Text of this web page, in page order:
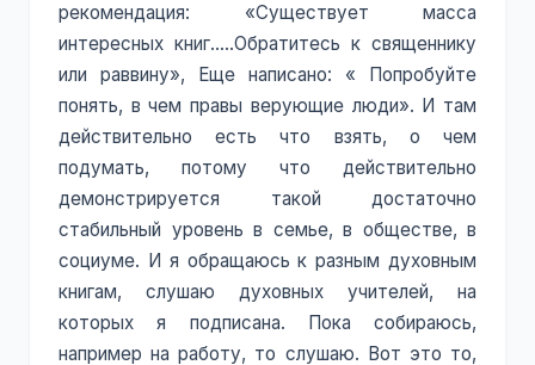
рекомендация: «Существует масса
интересных книг…..Обратитесь к священнику
или раввину», Еще написано: « Попробуйте
понять, в чем правы верующие люди». И там
действительно есть что взять, о чем
подумать, потому что действительно
демонстрируется такой достаточно
стабильный уровень в семье, в обществе, в
социуме. И я обращаюсь к разным духовным
книгам, слушаю духовных учителей, на
которых я подписана. Пока собираюсь,
например на работу, то слушаю. Вот это то,